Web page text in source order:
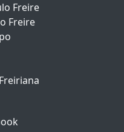
Freire
Freire